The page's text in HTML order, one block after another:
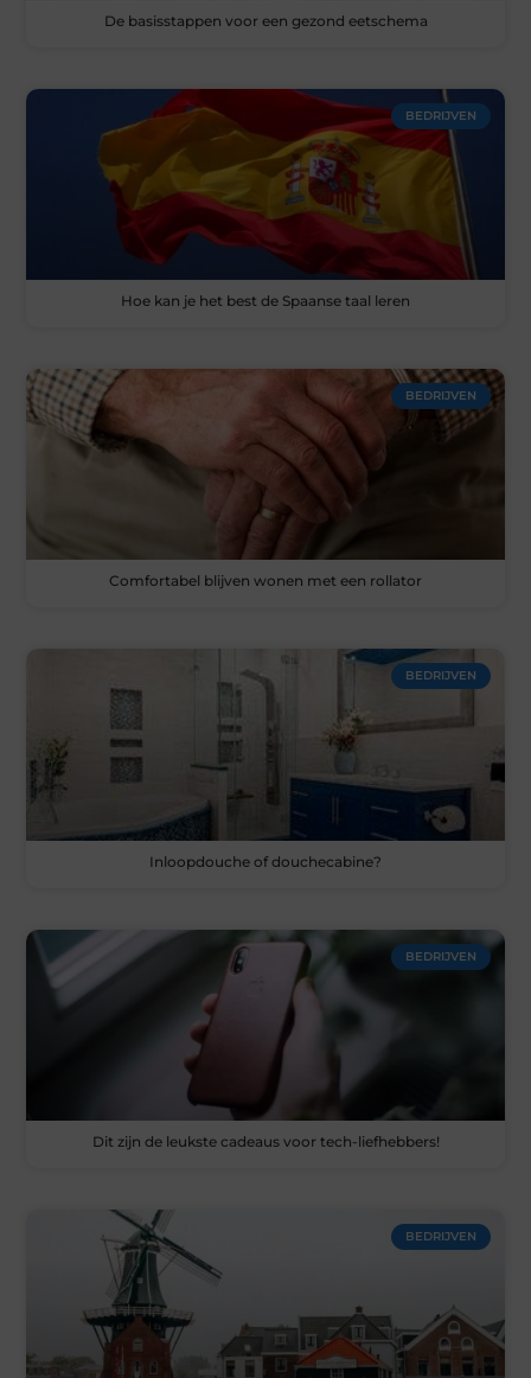
De basisstappen voor een gezond eetschema
BEDRIJVEN
Hoe kan je het best de Spaanse taal leren
BEDRIJVEN
Comfortabel blijven wonen met een rollator
BEDRIJVEN
Inloopdouche of douchecabine?
BEDRIJVEN
Dit zijn de leukste cadeaus voor tech-liefhebbers!
BEDRIJVEN